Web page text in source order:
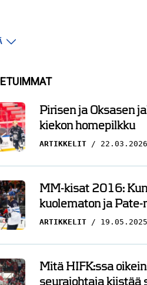
puolet
sai puolustaa
Pirisen ja Oksasen
kiekon homepilkku
ARTIKKELIT 22.03.2026
MM-kisat 2016:
kuolematon ja Pate-
ARTIKKELIT 19.05.2025
Mitä HIFK:ssa
seurajohtaja kiistää